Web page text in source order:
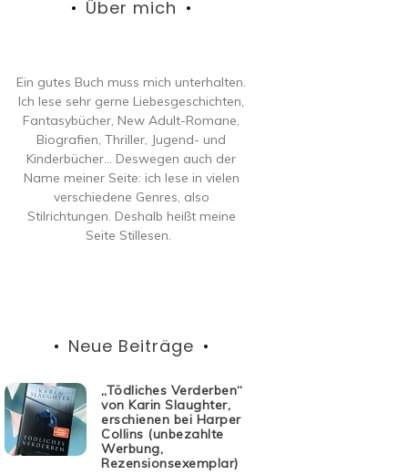
Über mich
Ein gutes Buch muss mich unterhalten.
Ich lese sehr gerne Liebesgeschichten,
Fantasybücher, New Adult-Romane,
Biografien, Thriller, Jugend- und
Kinderbücher… Deswegen auch der
Name meiner Seite: ich lese in vielen
verschiedene Genres, also
Stilrichtungen. Deshalb heißt meine
Seite Stillesen.
Neue Beiträge
„Tödliches Verderben“
von Karin Slaughter,
erschienen bei Harper
Collins (unbezahlte
Werbung,
Rezensionsexemplar)